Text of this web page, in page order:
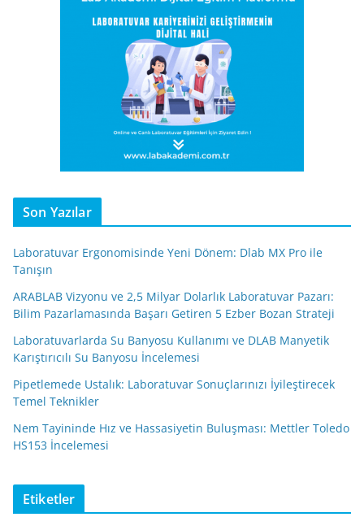
Son Yazılar
Laboratuvar Ergonomisinde Yeni Dönem: Dlab MX Pro ile
Tanışın
ARABLAB Vizyonu ve 2,5 Milyar Dolarlık Laboratuvar Pazarı:
Bilim Pazarlamasında Başarı Getiren 5 Ezber Bozan Strateji
Laboratuvarlarda Su Banyosu Kullanımı ve DLAB Manyetik
Karıştırıcılı Su Banyosu İncelemesi
Pipetlemede Ustalık: Laboratuvar Sonuçlarınızı İyileştirecek
Temel Teknikler
Nem Tayininde Hız ve Hassasiyetin Buluşması: Mettler Toledo
HS153 İncelemesi
Etiketler